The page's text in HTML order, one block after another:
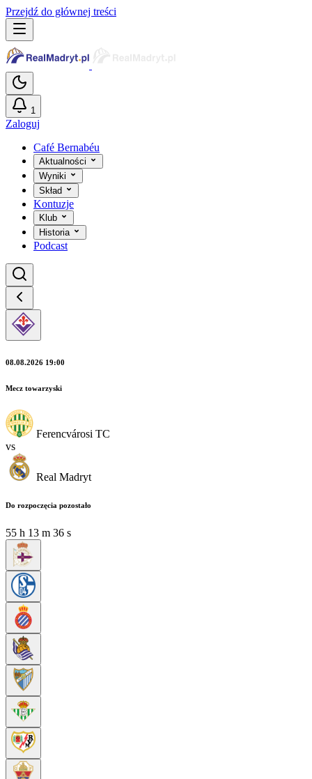
Przejdź do głównej treści
1
Zaloguj
Café Bernabéu
Aktualności
Wyniki
Skład
Kontuzje
Klub
Historia
Podcast
08.08.2026 19:00
Mecz towarzyski
Ferencvárosi TC
vs
Real Madryt
Do rozpoczęcia pozostało
55 h 13 m 34 s